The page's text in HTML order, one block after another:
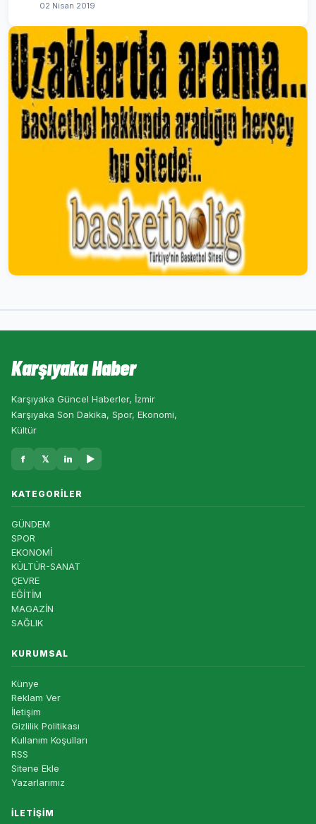
02 Nisan 2019
Karşıyaka Haber
Karşıyaka Güncel Haberler, İzmir
Karşıyaka Son Dakika, Spor, Ekonomi,
Kültür
f 𝕏 in ▶
KATEGORILER
GÜNDEM
SPOR
EKONOMİ
KÜLTÜR-SANAT
ÇEVRE
EĞİTİM
MAGAZİN
SAĞLIK
KURUMSAL
Künye
Reklam Ver
İletişim
Gizlilik Politikası
Kullanım Koşulları
RSS
Sitene Ekle
Yazarlarımız
İLETIŞIM